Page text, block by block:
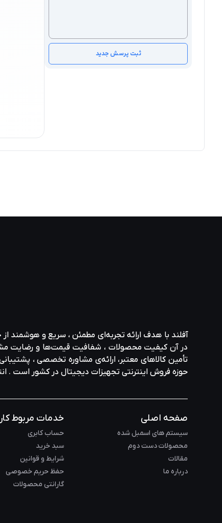
ثبت پرسش جدید
آفلند با هدف ارائه‌ تجربه‌ای مطمئن ، سریع و هوشمند
در آن کیفیت محصولات ، شفافیت قیمت‌ها و رضایت مشتری
تأمین کالاهای معتبر، ارائه‌ی مشاوره‌ تخصصی ،
حوزه‌ فروش اینترنتی تجهیزات دیجیتال در کشور است .
صفحه اصلی
سیستم های اسمبل شده
محصولات دست دوم
مقالات
درباره ما
خدمات مربوط
حساب کابری
سبد خرید
شرایط و قوانین
حفظ حریم خصوصی
گارانتی محصولات